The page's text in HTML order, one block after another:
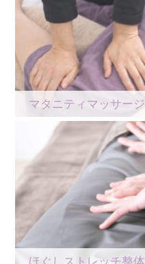
マタニティマッサージ